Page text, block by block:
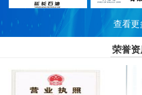
查看更
荣誉资